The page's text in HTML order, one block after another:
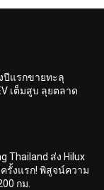
งปีแรกขายทะลุ
เต็มสูบ ลุยตลาด
Thailand ส่ง Hilux
ครั้งแรก! พิสูจน์ความ
กม.